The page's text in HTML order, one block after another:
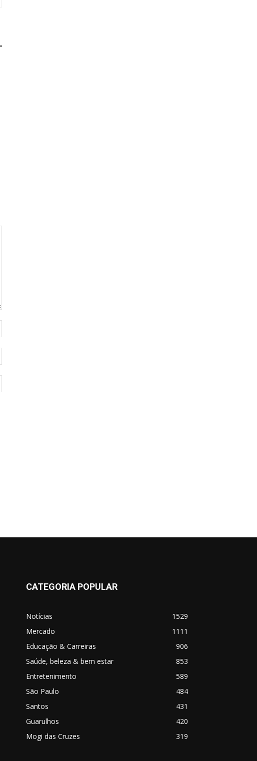
CATEGORIA POPULAR
Notícias
1529
Mercado
1111
Educação & Carreiras
906
Saúde, beleza & bem estar
853
Entretenimento
589
São Paulo
484
Santos
431
Guarulhos
420
Mogi das Cruzes
319